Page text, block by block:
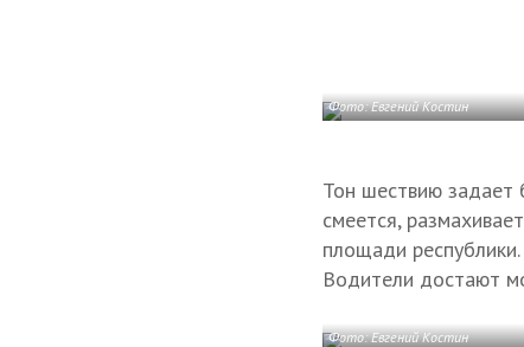
Фото: Евгений Костин
Тон шествию задает
смеется,
площади
Водители достают
Фото: Евгений Костин